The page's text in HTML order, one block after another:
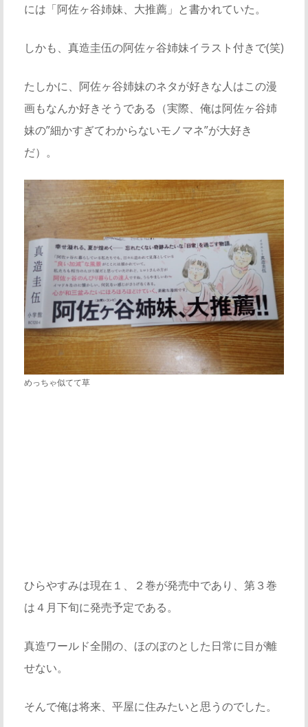
には「阿佐ヶ谷姉妹、大推薦」と書かれていた。
しかも、真造圭伍の阿佐ヶ谷姉妹イラスト付きで(笑)
たしかに、阿佐ヶ谷姉妹のネタが好きな人はこの漫
画もなんか好きそうである（実際、俺は阿佐ヶ谷姉
妹の”細かすぎてわからないモノマネ”が大好き
だ）。
めっちゃ似てて草
ひらやすみは現在１、２巻が発売中であり、第３巻
は４月下旬に発売予定である。
真造ワールド全開の、ほのぼのとした日常に目が離
せない。
そんで俺は将来、平屋に住みたいと思うのでした。